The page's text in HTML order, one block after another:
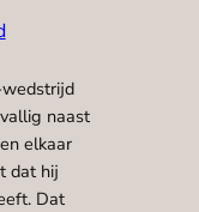
naast
elkaar
dat hij
Dat